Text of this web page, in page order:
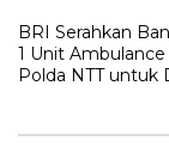
Pemegang
BRI Serahkan
1 Unit Ambulance
Polda NTT untuk